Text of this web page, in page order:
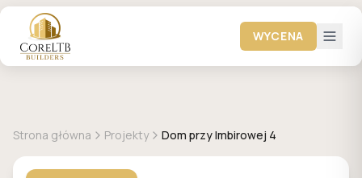
WYCENA
Strona główna Projekty Dom przy Imbirowej 4